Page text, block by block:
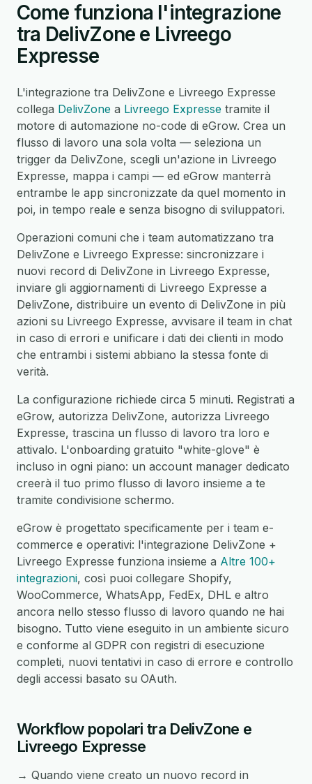
Come funziona l'integrazione
tra DelivZone e Livreego
Expresse
L'integrazione tra DelivZone e Livreego Expresse
collega DelivZone a Livreego Expresse tramite il
motore di automazione no-code di eGrow. Crea un
flusso di lavoro una sola volta — seleziona un
trigger da DelivZone, scegli un'azione in Livreego
Expresse, mappa i campi — ed eGrow manterrà
entrambe le app sincronizzate da quel momento in
poi, in tempo reale e senza bisogno di sviluppatori.
Operazioni comuni che i team automatizzano tra
DelivZone e Livreego Expresse: sincronizzare i
nuovi record di DelivZone in Livreego Expresse,
inviare gli aggiornamenti di Livreego Expresse a
DelivZone, distribuire un evento di DelivZone in più
azioni su Livreego Expresse, avvisare il team in chat
in caso di errori e unificare i dati dei clienti in modo
che entrambi i sistemi abbiano la stessa fonte di
verità.
La configurazione richiede circa 5 minuti. Registrati a
eGrow, autorizza DelivZone, autorizza Livreego
Expresse, trascina un flusso di lavoro tra loro e
attivalo. L'onboarding gratuito "white-glove" è
incluso in ogni piano: un account manager dedicato
creerà il tuo primo flusso di lavoro insieme a te
tramite condivisione schermo.
eGrow è progettato specificamente per i team e-
commerce e operativi: l'integrazione DelivZone +
Livreego Expresse funziona insieme a Altre 100+
integrazioni, così puoi collegare Shopify,
WooCommerce, WhatsApp, FedEx, DHL e altro
ancora nello stesso flusso di lavoro quando ne hai
bisogno. Tutto viene eseguito in un ambiente sicuro
e conforme al GDPR con registri di esecuzione
completi, nuovi tentativi in caso di errore e controllo
degli accessi basato su OAuth.
Workflow popolari tra DelivZone e
Livreego Expresse
→ Quando viene creato un nuovo record in